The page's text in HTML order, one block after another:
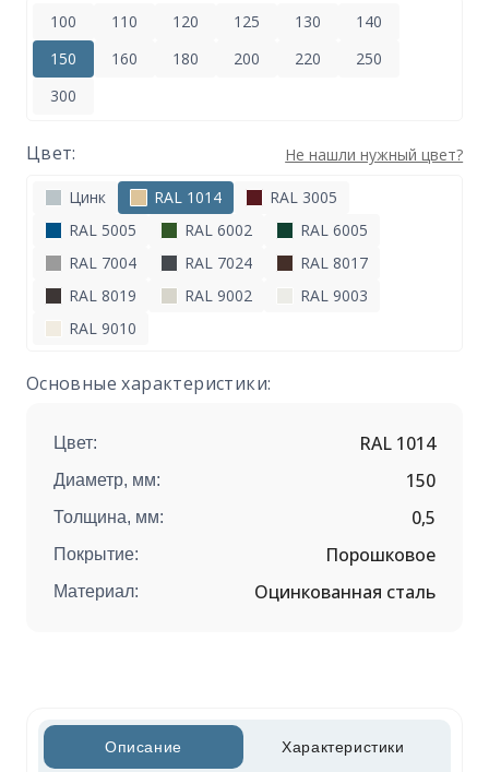
100 110 120 125 130
140
150
160 180 200 220
250
300
Цвет: Не нашли нужный цвет?
Цинк RAL 1014
RAL 3005
RAL 5005
RAL 6002
RAL 6005
RAL 7004
RAL 7024
RAL 8017
RAL 8019
RAL 9002
RAL 9003
RAL 9010
Основные характеристики:
Цвет: RAL 1014
Диаметр, мм: 150
Толщина, мм: 0,5
Покрытие: Порошковое
Материал: Оцинкованная сталь
Описание Характеристики